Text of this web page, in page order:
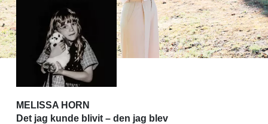
MELISSA HORN
Det jag kunde blivit – den jag blev